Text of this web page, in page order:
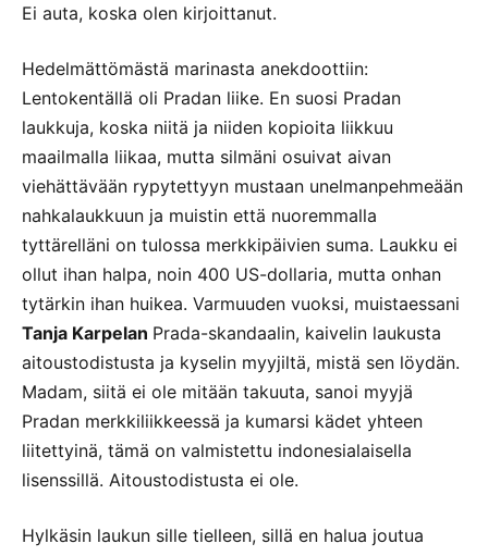
Ei auta, koska olen kirjoittanut.
Hedelmättömästä marinasta anekdoottiin:
Lentokentällä oli Pradan liike. En suosi Pradan
laukkuja, koska niitä ja niiden kopioita liikkuu
maailmalla liikaa, mutta silmäni osuivat aivan
viehättävään rypytettyyn mustaan unelmanpehmeään
nahkalaukkuun ja muistin että nuoremmalla
tyttärelläni on tulossa merkkipäivien suma. Laukku ei
ollut ihan halpa, noin 400 US-dollaria, mutta onhan
tytärkin ihan huikea. Varmuuden vuoksi, muistaessani
Tanja Karpelan Prada-skandaalin, kaivelin laukusta
aitoustodistusta ja kyselin myyjiltä, mistä sen löydän.
Madam, siitä ei ole mitään takuuta, sanoi myyjä
Pradan merkkiliikkeessä ja kumarsi kädet yhteen
liitettyinä, tämä on valmistettu indonesialaisella
lisenssillä. Aitoustodistusta ei ole.
Hylkäsin laukun sille tielleen, sillä en halua joutua